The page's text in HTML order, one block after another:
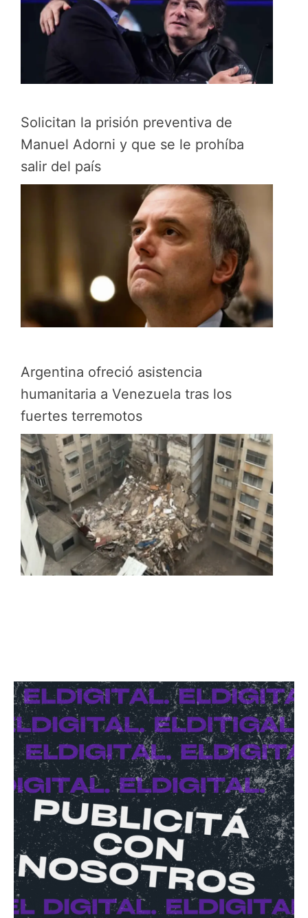
Solicitan la prisión preventiva de
Manuel Adorni y que se le prohíba
salir del país
Argentina ofreció asistencia
humanitaria a Venezuela tras los
fuertes terremotos